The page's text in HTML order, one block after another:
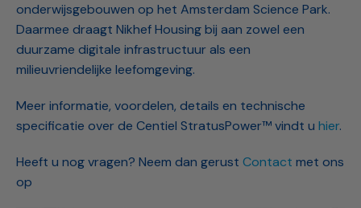
onderwijsgebouwen op het Amsterdam Science Park.
Daarmee draagt Nikhef Housing bij aan zowel een
duurzame digitale infrastructuur als een
milieuvriendelijke leefomgeving.
Meer informatie, voordelen, details en technische
specificatie over de Centiel StratusPower™ vindt u hier.
Heeft u nog vragen? Neem dan gerust Contact met ons
op